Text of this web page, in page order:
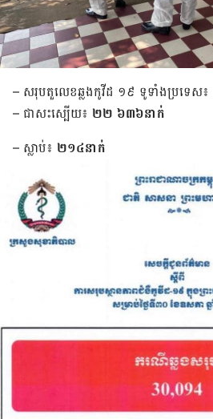
– សរុបតួលេខឆ្លងកូវីដ ១៩ ទូទាំងប្រទេស៖
– ជាសះស្បើយ៖ ២២ ៦៣៦នាក់
– ស្លាប់៖ ២១៤នាក់